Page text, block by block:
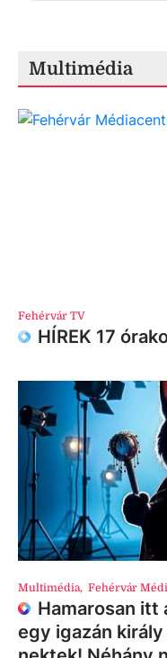
Multimédia
Fehérvár TV
HÍREK 17
Multimédia, Fehérvár
Hamarosan itt
egy igazán